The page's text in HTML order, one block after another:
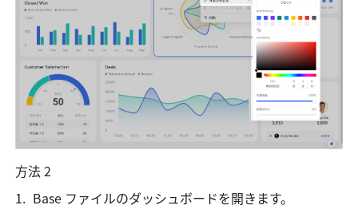
方法 2
Base ファイルのダッシュボードを開きます。